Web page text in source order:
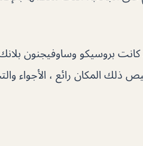
كانت بروسيكو وساوفيجنون
ذاتي !! لتلخيص ذلك المكان رائع ،